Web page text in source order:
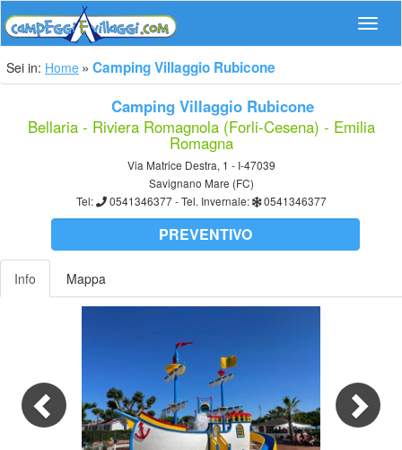
Sei in: Home Camping Villaggio Rubicone
Camping Villaggio Rubicone
Bellaria - Riviera Romagnola (Forli-Cesena) - Emilia
Romagna
Via Matrice Destra, 1 - I-47039
Savignano Mare (FC)
Tel:
0541346377 - Tel. Invernale: 0541346377
PREVENTIVO
Info Mappa